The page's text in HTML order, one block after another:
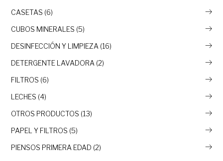
CASETAS (6)
CUBOS MINERALES (5)
DESINFECCIÓN Y LIMPIEZA (16)
DETERGENTE LAVADORA (2)
FILTROS (6)
LECHES (4)
OTROS PRODUCTOS (13)
PAPEL Y FILTROS (5)
PIENSOS PRIMERA EDAD (2)